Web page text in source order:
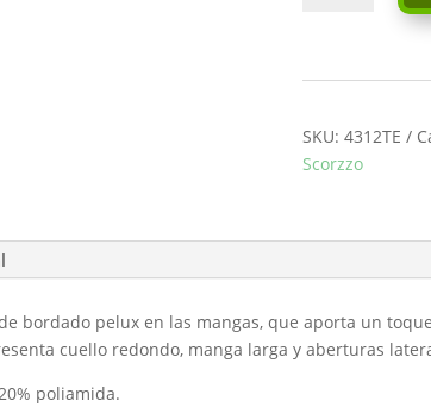
SKU: 4312TE
Scorzzo
bordado pelux en las mangas, que aporta un
cuello redondo, manga larga y aberturas
poliamida.